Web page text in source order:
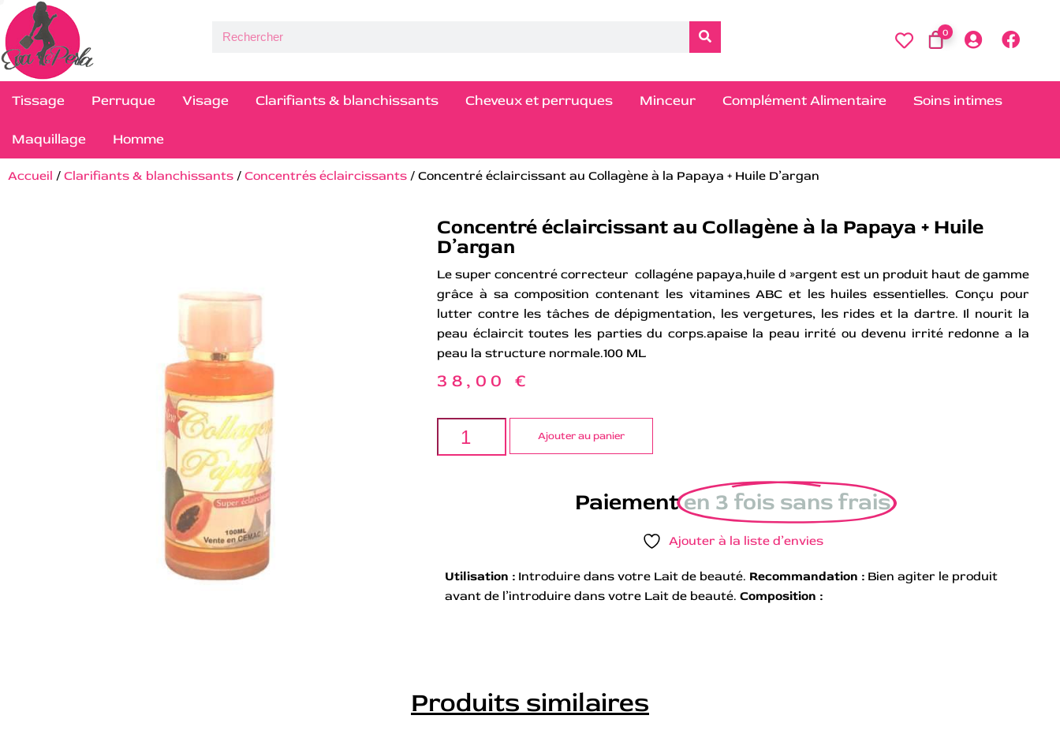
0
Tissage Perruque Visage Clarifiants & blanchissants Cheveux et perruques Minceur Complément Alimentaire Soins intimes
Maquillage Homme
Accueil / Clarifiants & blanchissants / Concentrés éclaircissants / Concentré éclaircissant au Collagène à la Papaya + Huile D’argan
Concentré éclaircissant au Collagène à la Papaya + Huile
D’argan
Le super concentré correcteur collagéne papaya,huile d »argent est un produit haut de gamme
grâce à sa composition contenant les vitamines ABC et les huiles essentielles. Conçu pour
lutter contre les tâches de dépigmentation, les vergetures, les rides et la dartre. Il nourit la
peau éclaircit toutes les parties du corps.apaise la peau irrité ou devenu irrité redonne a la
peau la structure normale.100 ML
38,00 €
Ajouter au panier
Paiementen 3 fois sans frais
Ajouter à la liste d’envies
Utilisation : Introduire dans votre Lait de beauté. Recommandation : Bien agiter le produit
avant de l’introduire dans votre Lait de beauté.Composition :
Produits similaires